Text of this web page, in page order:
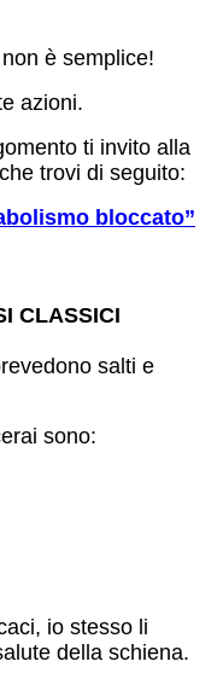
è semplice!
azioni.
ti invito alla
trovi di seguito:
bloccato”
CLASSICI
salti e
sono:
io stesso li
della schiena.